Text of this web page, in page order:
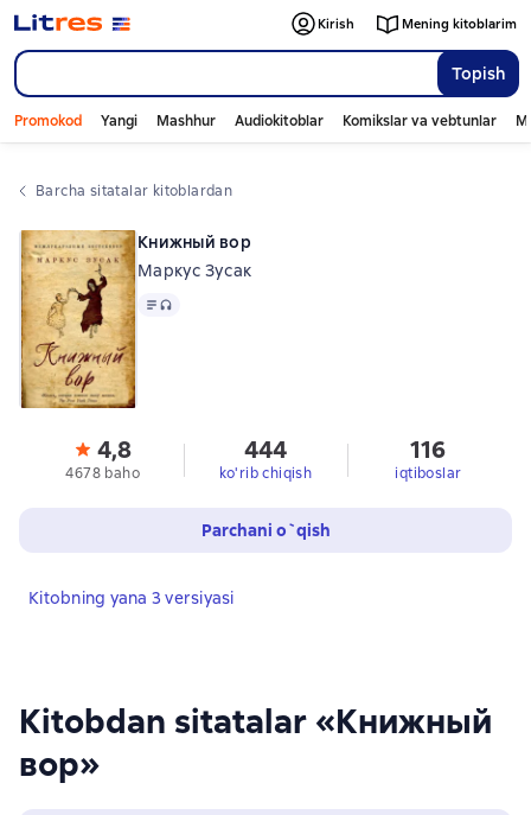
Topish
Kirish Mening kitoblarim
Promokod Yangi Mashhur Audiokitoblar Komikslar va vebtunlar
Barcha sitatalar kitoblardan
Kitobdan sitatalar «Книжный
вор»
Книжный вор
Маркус Зусак
Matn
4,8
4678 baho
444
ko'rib chiqish
116
iqtiboslar
Parchani o`qish
Kitobning yana 3 versiyasi